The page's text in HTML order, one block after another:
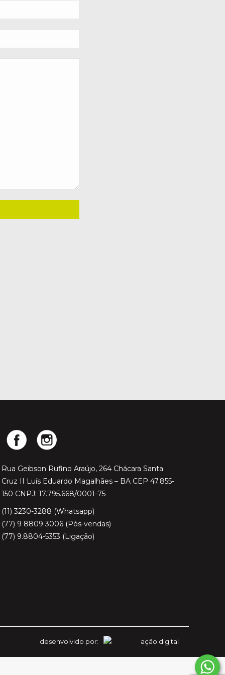
Rua Geibson Rufino Araújo, 264 Chácara Santa
Cruz II Luís Eduardo Magalhães – BA CEP 47.855-
150 CNPJ: 17.795.668/0001-75
(11) 3230-3288 (Whatsapp)
(77) 9 8809 3006 (Pós-vendas)
(77) 9.8804-5353 (Ligação)
desenvolvido por: